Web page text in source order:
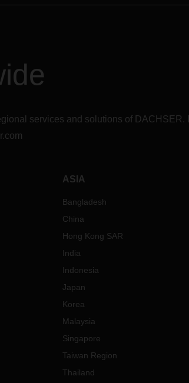
services and solutions of
ASIA
Bangladesh
China
Hong Kong SAR
India
Indonesia
Japan
Korea
Malaysia
Singapore
Taiwan Region
Thailand